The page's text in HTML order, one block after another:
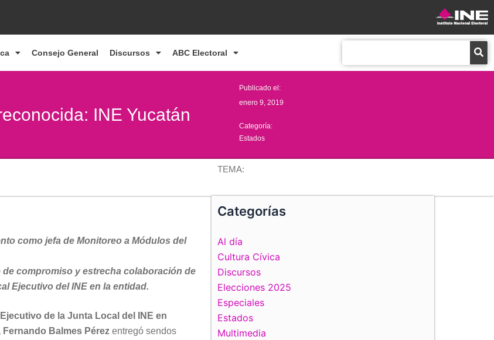
Consejo General Discursos ABC Electoral
INE Yucatán
Publicado el:
enero 9, 2019
Categoría:
Estados
TEMA:
como jefa de Monitoreo a Módulos del
compromiso y estrecha colaboración de
Ejecutivo del INE en la entidad.
de la Junta Local del INE en
Fernando Balmes Pérez entregó sendos
Categorías
Al día
Cultura Cívica
Discursos
Elecciones 2025
Especiales
Estados
Multimedia